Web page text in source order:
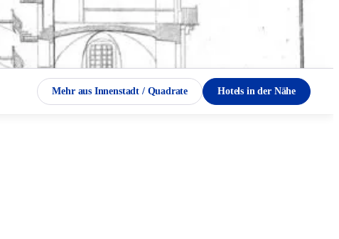
Mehr aus Innenstadt / Quadrate Hotels in der Nähe